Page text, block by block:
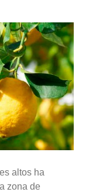
altos ha
zona de